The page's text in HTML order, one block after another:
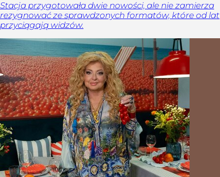
Stacja przygotowała dwie nowości, ale nie zamierza
rezygnować ze sprawdzonych formatów, które od lat
przyciągają widzów.